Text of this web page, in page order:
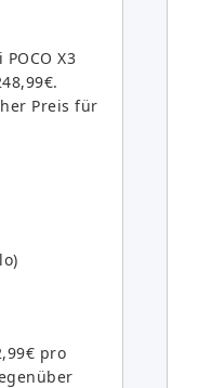
X3
Preis für
pro